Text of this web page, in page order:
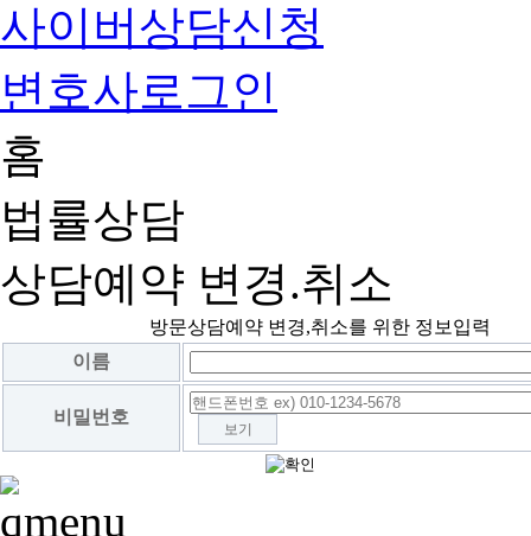
사이버상담신청
변호사로그인
홈
법률상담
상담예약 변경.취소
방문상담예약 변경,취소를 위한 정보입력
이름
비밀번호
보기